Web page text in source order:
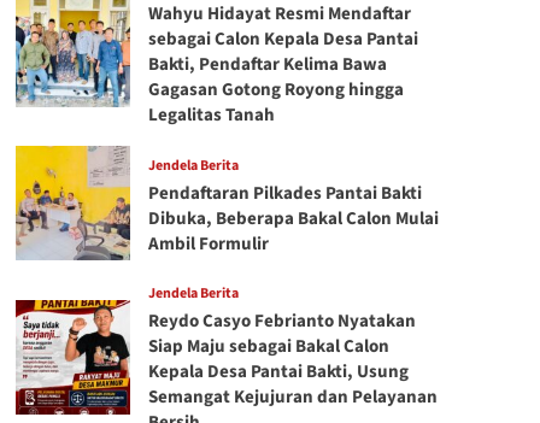
Wahyu Hidayat Resmi Mendaftar
sebagai Calon Kepala Desa Pantai
Bakti, Pendaftar Kelima Bawa
Gagasan Gotong Royong hingga
Legalitas Tanah
Jendela Berita
Pendaftaran Pilkades Pantai Bakti
Dibuka, Beberapa Bakal Calon Mulai
Ambil Formulir
Jendela Berita
Reydo Casyo Febrianto Nyatakan
Siap Maju sebagai Bakal Calon
Kepala Desa Pantai Bakti, Usung
Semangat Kejujuran dan Pelayanan